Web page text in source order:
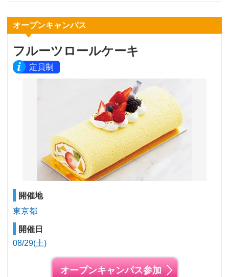
オープンキャンパス
フルーツロールケーキ
定員制
開催地
東京都
開催日
08/29(土)
オープンキャンパス参加